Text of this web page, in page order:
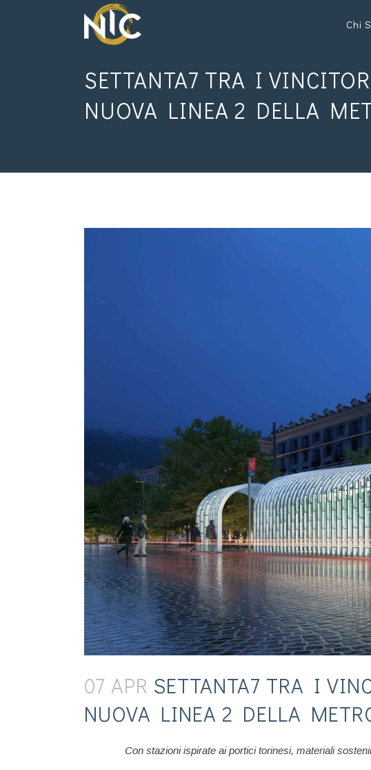
Chi
SETTANTA7 TRA I
NUOVA LINEA 2 DELLA
07 APR SETTANTA7 TRA I
NUOVA LINEA 2 DELLA
Con stazioni ispirate ai portici torinesi, materiali